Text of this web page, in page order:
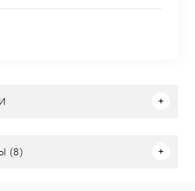
(8)